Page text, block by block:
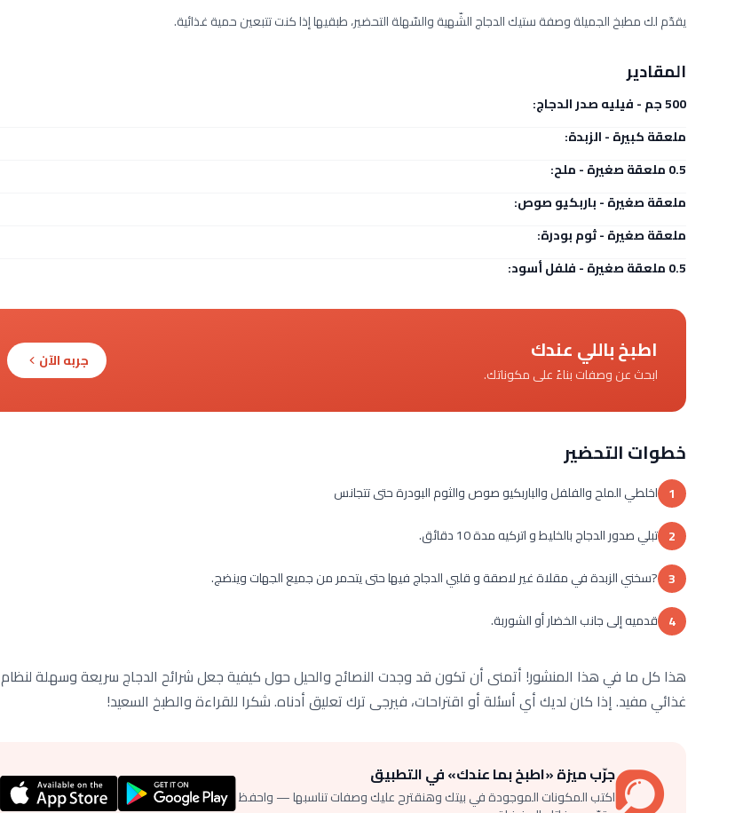
يقدّم لك مطبخ الجميلة وصفة ستيك الدجاج الشّهية والسّهلة التحضير، طبقيها إذا كنت تتبعين حمية غذائية.
المقادير
500 جم - فيليه صدر الدجاج:
ملعقة كبيرة - الزبدة:
0.5 ملعقة صغيرة - ملح:
ملعقة صغيرة - باربكيو صوص:
ملعقة صغيرة - ثوم بودرة:
0.5 ملعقة صغيرة - فلفل أسود:
اطبخ باللي عندك
ابحث عن وصفات بناءً على مكوناتك.
جربه الآن
خطوات التحضير
1 اخلطي الملح والفلفل والباربكيو صوص والثوم البودرة حتى تتجانس
2 تبلي صدور الدجاج بالخليط و اتركيه مدة 10 دقائق.
3 ?سخني الزبدة في مقلاة غير لاصقة و قلبي الدجاج فيها حتى يتحمر من جميع الجهات وينضج.
4 قدميه إلى جانب الخضار أو الشوربة.
هذا كل ما في هذا المنشور! أتمنى أن تكون قد وجدت النصائح والحيل حول كيفية جعل شرائح الدجاج سريعة وسهلة لنظام
غذائي مفيد. إذا كان لديك أي أسئلة أو اقتراحات، فيرجى ترك تعليق أدناه. شكرا للقراءة والطبخ السعيد!
جرّب ميزة «اطبخ بما عندك» في التطبيق
اكتب المكونات الموجودة في بيتك وهنقترح عليك وصفات تناسبها — واحفظ